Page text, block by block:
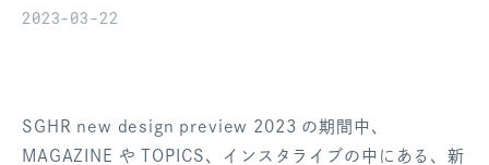
ポイント
2023-03-22
SGHR new design preview 2023 の期間中、
MAGAZINE や TOPICS、インスタライブの中にある、新